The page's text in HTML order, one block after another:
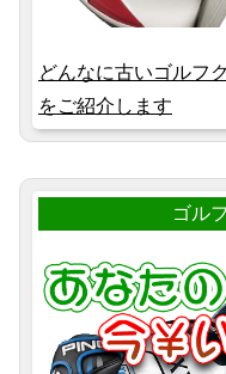
どんなに古いゴルフ
をご紹介します
ゴル